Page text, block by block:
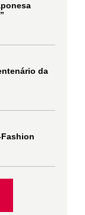
da
Fashion